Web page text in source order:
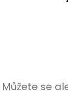
Můžete se